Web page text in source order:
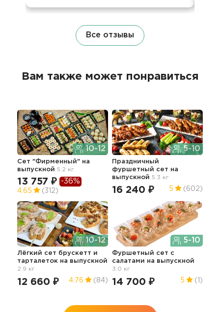
Все отзывы
Вам также может понравиться
10-12
Сет "Фирменный" на
выпускной 5.2 кг
13 757 ₽ -36%
4.65 (312)
5-10
Праздничный
фуршетный сет на
выпускной 5.3 кг
16 240 ₽ 5 (602)
10-12
Лёгкий сет брускетт и
тарталеток на выпускной
2.9 кг
12 660 ₽ 4.76 (84)
5-10
Фуршетный сет с
салатами на выпускной
3.0 кг
14 700 ₽ 5 (1)